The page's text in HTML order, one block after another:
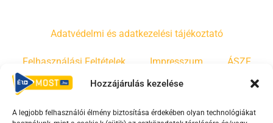
Hozzájárulás kezelése
A legjobb felhasználói élmény biztosítása érdekében olyan technológiákat
Adatvédelmi és adatkezelési tájékoztató
Felhasználási Feltételek Impresszum ÁSZF
Irányelvek Moderálási szabályzat